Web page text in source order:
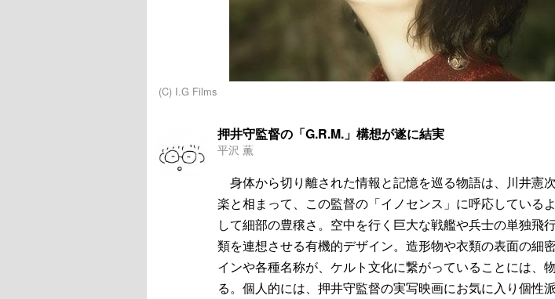
(C) I.G Films
押井守監督の「G.R.M.」構想が遂に結実
平沢 薫
身体から切り離された情報と記憶を巡る物語は、川井憲
楽と相まって、この監督の「イノセンス」に呼応している
して細部の豊穣さ。空中を行く巨大な戦艦や兵士の単独飛
類を連想させる有機的デザイン。造形物や衣類の表面の細
インや各種名称が、ケルト文化に繋がっていることには、
る。個人的には、押井守監督の実写映画にお気に入り個性